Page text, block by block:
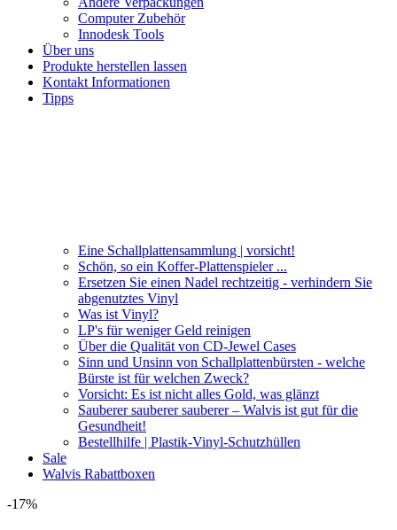
Computer Zubehör
Innodesk Tools
Über uns
Produkte herstellen lassen
Kontakt Informationen
Tipps
Eine Schallplattensammlung | vorsicht!
Schön, so ein Koffer-Plattenspieler ...
Ersetzen Sie einen Nadel rechtzeitig - verhindern Sie
abgenutztes Vinyl
Was ist Vinyl?
LP's für weniger Geld reinigen
Über die Qualität von CD-Jewel Cases
Sinn und Unsinn von Schallplattenbürsten - welche
Bürste ist für welchen Zweck?
Vorsicht: Es ist nicht alles Gold, was glänzt
Sauberer sauberer sauberer – Walvis ist gut für die
Gesundheit!
Bestellhilfe | Plastik-Vinyl-Schutzhüllen
Sale
Walvis Rabattboxen
-17%